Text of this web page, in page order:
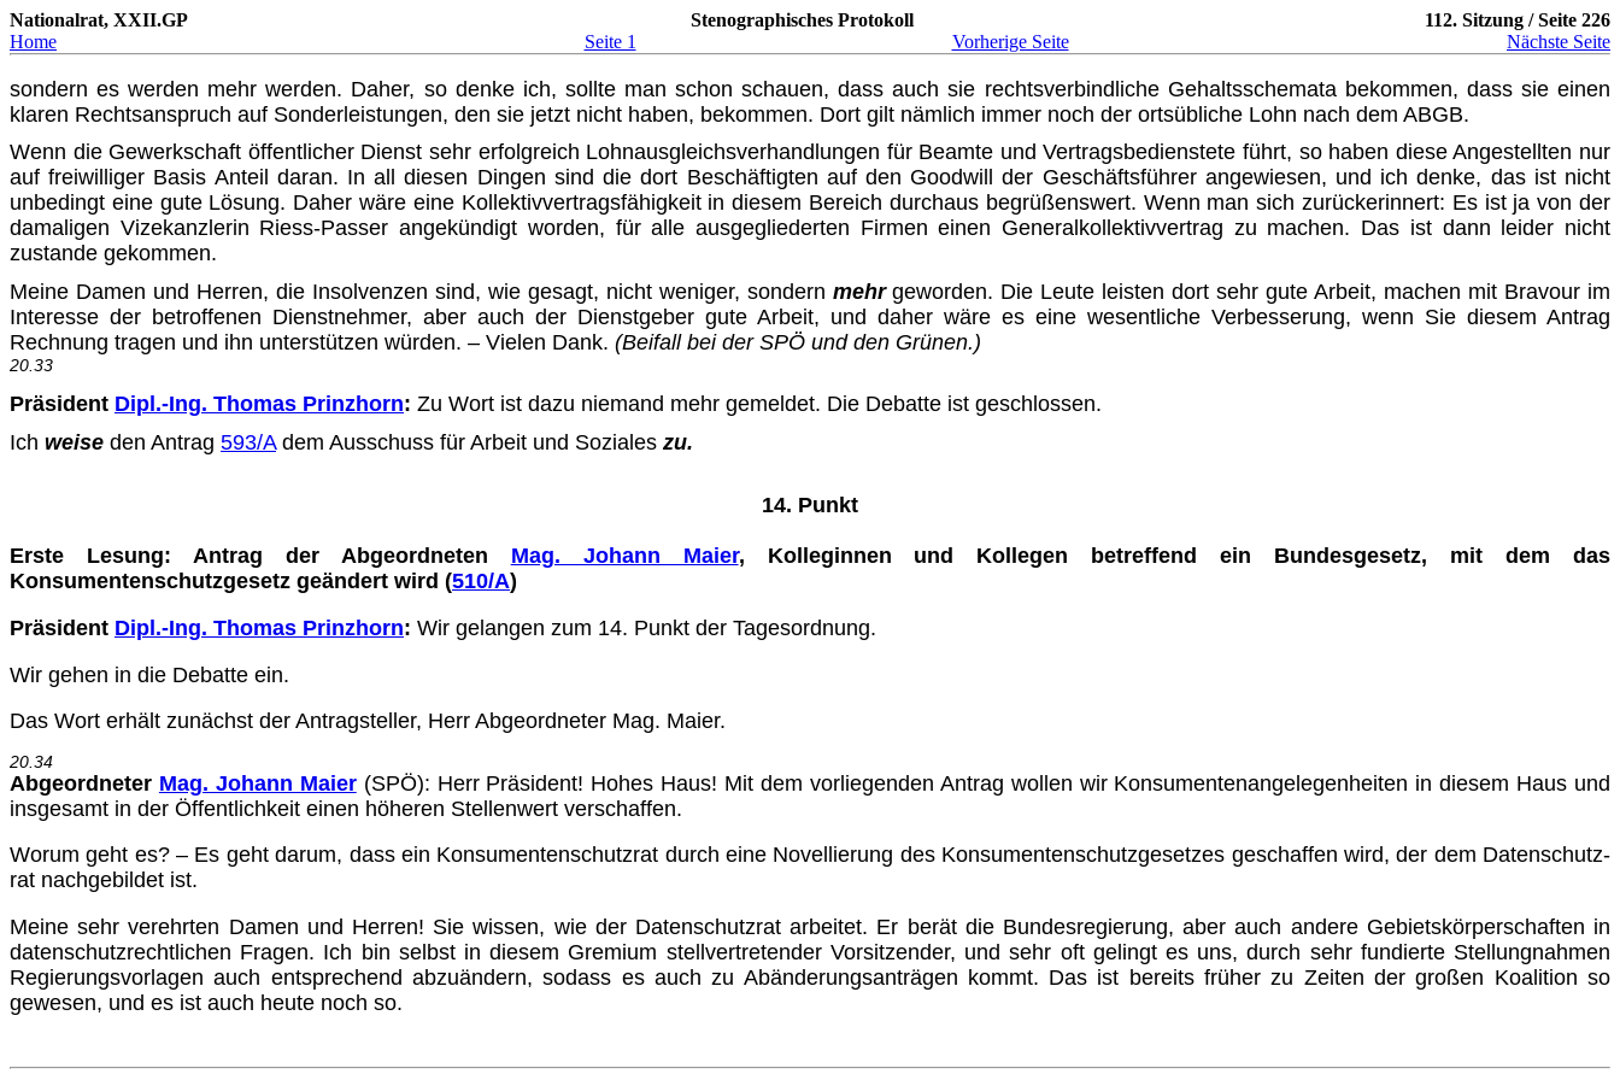
Nationalrat, XXII.GP Stenographisches Protokoll
112. Sitzung / Seite 226
Home
Seite 1 Vorherige Seite Nächste Seite
sondern es werden mehr werden. Daher, so denke ich, sollte man schon schauen, dass auch sie rechtsverbindliche Gehaltsschemata bekommen, dass sie einen
klaren Rechtsanspruch auf Sonderleistungen, den sie jetzt nicht haben, bekommen. Dort gilt nämlich immer noch der ortsübliche Lohn nach dem ABGB.
Wenn die Gewerkschaft öffentlicher Dienst sehr erfolgreich Lohnausgleichsverhandlun­gen für Beamte und Vertragsbedienstete führt, so haben diese Angestellten nur
auf freiwilliger Basis Anteil daran. In all diesen Dingen sind die dort Beschäftigten auf den Goodwill der Geschäftsführer angewiesen, und ich denke, das ist nicht
unbedingt eine gute Lösung. Daher wäre eine Kollektivvertragsfähigkeit in diesem Bereich durchaus begrüßenswert. Wenn man sich zurückerinnert: Es ist ja von der
damaligen Vize­kanzlerin Riess-Passer angekündigt worden, für alle ausgegliederten Firmen einen Generalkollektivvertrag zu machen. Das ist dann leider nicht
zustande gekommen.
Meine Damen und Herren, die Insolvenzen sind, wie gesagt, nicht weniger, sondern mehrgeworden. Die Leute leisten dort sehr gute Arbeit, machen mit Bravour im
Interesse der betroffenen Dienstnehmer, aber auch der Dienstgeber gute Arbeit, und daher wäre es eine wesentliche Verbesserung, wenn Sie diesem Antrag
Rechnung tragen und ihn unterstützen würden. – Vielen Dank. (Beifall bei der SPÖ und den Grünen.)
20.33
Präsident Dipl.-Ing. Thomas Prinzhorn: Zu Wort ist dazu niemand mehr gemeldet. Die Debatte ist geschlossen.
Ich weise den Antrag 593/Adem Ausschuss für Arbeit und Soziales zu.
14. Punkt
Erste Lesung: Antrag der Abgeordneten Mag. Johann Maier, Kolleginnen und Kollegen betreffend ein Bundesgesetz, mit dem das
Konsumentenschutzgesetz geändert wird (510/A)
Präsident Dipl.-Ing. Thomas Prinzhorn: Wir gelangen zum 14. Punkt der Tagesord­nung.
Wir gehen in die Debatte ein.
Das Wort erhält zunächst der Antragsteller, Herr Abgeordneter Mag. Maier.
20.34
Abgeordneter Mag. Johann Maier(SPÖ): Herr Präsident! Hohes Haus! Mit dem vorliegenden Antrag wollen wir Konsumentenangelegenheiten in diesem Haus und
insgesamt in der Öffentlichkeit einen höheren Stellenwert verschaffen.
Worum geht es? – Es geht darum, dass ein Konsumentenschutzrat durch eine Novel­lierung des Konsumentenschutzgesetzes geschaffen wird, der dem Datenschutz­
rat nachgebildet ist.
Meine sehr verehrten Damen und Herren! Sie wissen, wie der Datenschutzrat arbeitet. Er berät die Bundesregierung, aber auch andere Gebietskörperschaften in
daten­schutzrechtlichen Fragen. Ich bin selbst in diesem Gremium stellvertretender Vor­sitzender, und sehr oft gelingt es uns, durch sehr fundierte Stellungnahmen
Regie­rungsvorlagen auch entsprechend abzuändern, sodass es auch zu Abänderungs­anträgen kommt. Das ist bereits früher zu Zeiten der großen Koalition so
gewesen, und es ist auch heute noch so.